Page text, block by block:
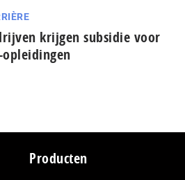
krijgen subsidie voor
opleidingen
Producten